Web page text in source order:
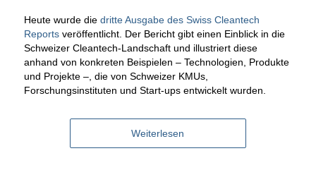
Heute wurde die dritte Ausgabe des Swiss Cleantech
Reportsveröffentlicht. Der Bericht gibt einen Einblick in die
Schweizer Cleantech-Landschaft und illustriert diese
anhand von konkreten Beispielen – Technologien, Produkte
und Projekte –, die von Schweizer KMUs,
Forschungsinstituten und Start-ups entwickelt wurden.
Weiterlesen